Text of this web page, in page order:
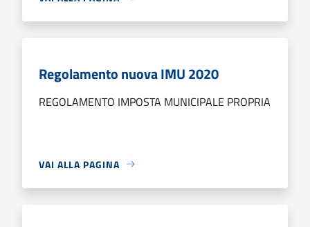
Regolamento nuova IMU 2020
REGOLAMENTO IMPOSTA MUNICIPALE PROPRIA
VAI ALLA PAGINA